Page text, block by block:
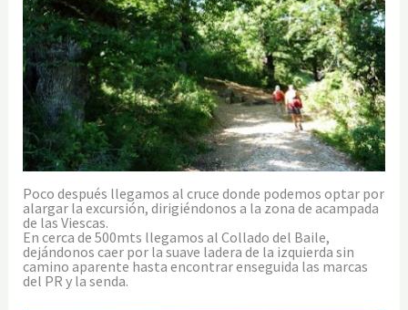
Poco después llegamos al cruce donde podemos optar por
alargar la excursión, dirigiéndonos a la zona de acampada
de las Viescas.
En cerca de 500mts llegamos al Collado del Baile,
dejándonos caer por la suave ladera de la izquierda sin
camino aparente hasta encontrar enseguida las marcas
del PR y la senda.